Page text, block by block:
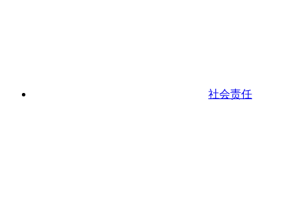
社会责任